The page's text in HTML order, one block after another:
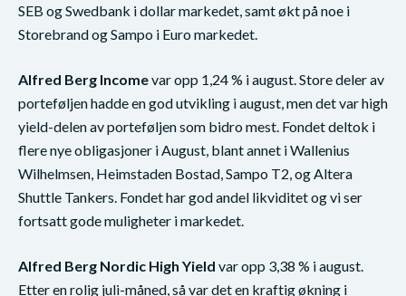
SEB og Swedbank i dollar markedet, samt økt på noe i
Storebrand og Sampo i Euro markedet.
Alfred Berg Incomevar opp 1,24 % i august. Store deler av
porteføljen hadde en god utvikling i august, men det var high
yield-delen av porteføljen som bidro mest. Fondet deltok i
flere nye obligasjoner i August, blant annet i Wallenius
Wilhelmsen, Heimstaden Bostad, Sampo T2, og Altera
Shuttle Tankers. Fondet har god andel likviditet og vi ser
fortsatt gode muligheter i markedet.
Alfred Berg Nordic High Yield var opp 3,38 % i august.
Etter en rolig juli-måned, så var det en kraftig økning i